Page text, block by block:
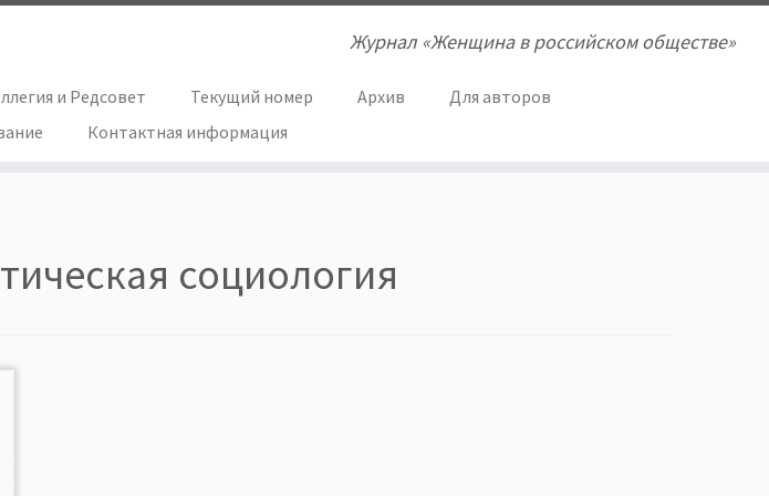
Журнал «Женщина в российском обществе»
и Редсовет Текущий номер Архив
Для авторов
Контактная информация
социология